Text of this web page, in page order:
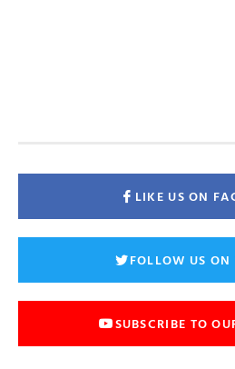
LIKE US ON
FOLLOW US ON
SUBSCRIBE TO